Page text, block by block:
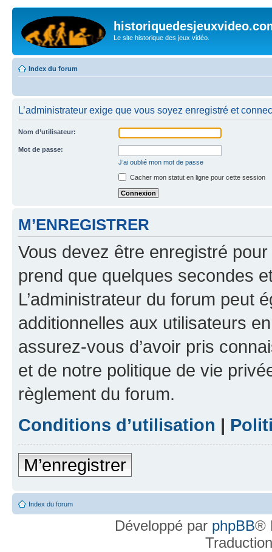
Le site historique des jeux vidéo.
Index du forum
L’administrateur exige que vous soyez enregistré et
Nom d’utilisateur:
Mot de passe:
J’ai oublié mon mot de passe
Cacher mon statut en ligne pour cette session
M’ENREGISTRER
Vous devez être enregistré
prend que quelques secondes
L’administrateur du forum peut
additionnelles aux utilisateurs
assurez-vous d’avoir pris
et de notre politique de vie
règlement du forum.
Conditions d’utilisation |
M’enregistrer
Index du forum
Développé par phpBB®